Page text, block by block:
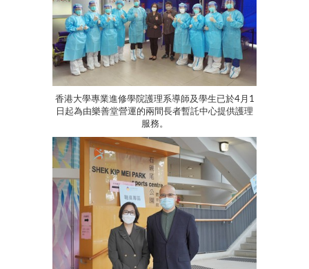
香港大學專業進修學院護理系導師及學生已於4月1
日起為由樂善堂營運的兩間長者暫託中心提供護理
服務。